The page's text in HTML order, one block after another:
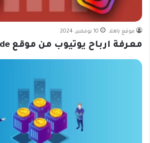
موقع ياهلا 10 نوفمبر، 2024
معرفة ارباح يوتيوب من موقع Social Blade